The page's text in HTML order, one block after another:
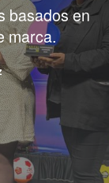
basados en
marca.